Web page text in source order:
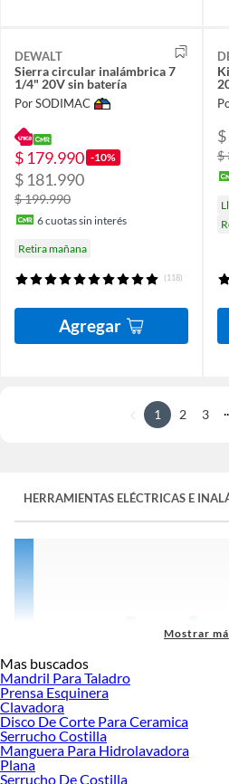
DEWALT
Sierra circular inalámbrica 7
1/4" 20V sin batería
Por SODIMAC
$ 179.990 -10%
$ 181.990
$ 199.990
6cuotas sin interés
Retira mañana
(118)
Agregar
$
1 2 3
HERRAMIENTAS ELÉCTRICAS E
Mostrar
Mas buscados
Mandril Para Taladro
Prensa Esquinera
Clavadora
Disco De Corte Para Ceramica
Serrucho Costilla
Manguera Para Hidrolavadora
Plana
Serrucho De Costilla